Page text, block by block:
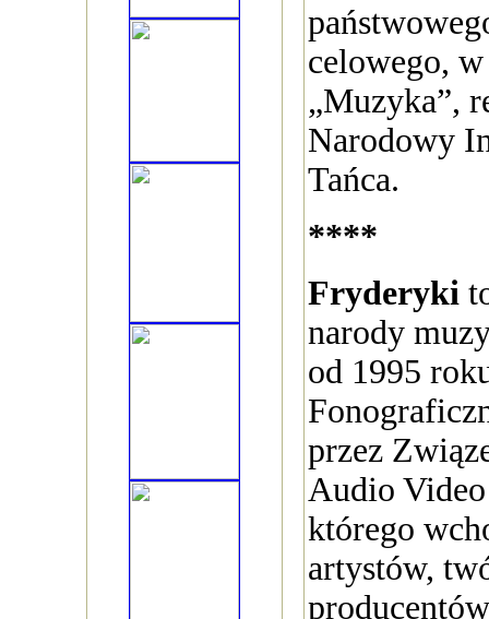
celowego,
„Muzyka”,
Narodowy
Tańca.
****
Fryderyki
narody
od 1995
przez
Audio
którego
artystów,